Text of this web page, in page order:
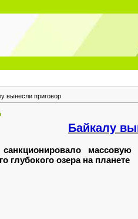
вынесли приговор
Байкалу
санкционировало
глубокого озера на планете